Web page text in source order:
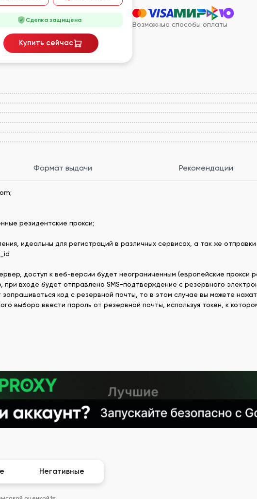
Возможные способы оплаты
Сделка защищена
Купить сейчас
Формат выдачи Рекомендации
резидентские прокси;
идеальны для регистраций в различных сервисах, а так же отправки
доступ к веб-версии будет неограниченным (европейские прокси
при входе будет отправлено SMS-подтверждение с резервного
код с резервной почты, то в этом случае вы можете
выбора ввести пароль от резервной почты, используя токен, к
Негативные